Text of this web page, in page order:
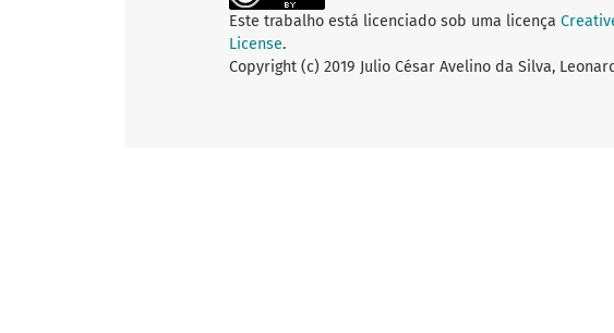
Este trabalho está licenciado sob uma licença
License.
Copyright (c) 2019 Julio César Avelino da Silva,